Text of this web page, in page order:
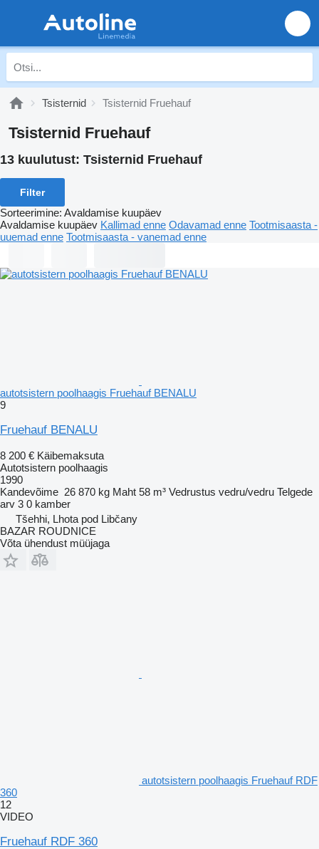
Tsisternid Tsisternid Fruehauf
Tsisternid Fruehauf
13 kuulutust: Tsisternid Fruehauf
Filter
Sorteerimine: Avaldamise kuupäev
Avaldamise kuupäev Kallimad enne Odavamad enne Tootmisaasta -
uuemad enne Tootmisaasta - vanemad enne
autotsistern poolhaagis Fruehauf BENALU
9
Fruehauf BENALU
8 200 € Käibemaksuta
Autotsistern poolhaagis
1990
Kandevõime 26 870 kg Maht 58 m³ Vedrustus vedru/vedru Telgede
arv 3 0 kamber
Tšehhi, Lhota pod Libčany
BAZAR ROUDNICE
Võta ühendust müüjaga
autotsistern poolhaagis Fruehauf RDF
360
12
VIDEO
Fruehauf RDF 360